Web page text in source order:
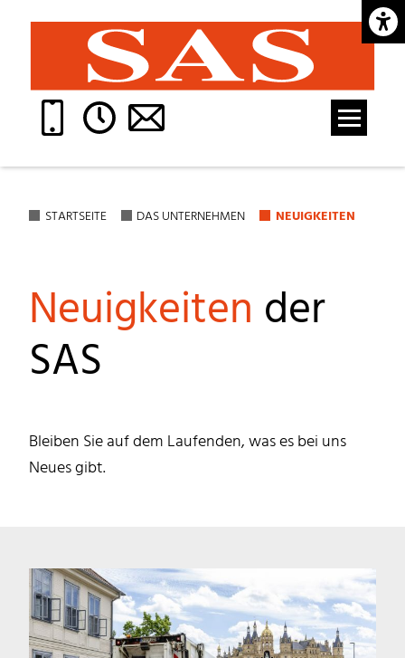
STARTSEITE DAS UNTERNEHMEN NEUIGKEITEN
Neuigkeiten der
SAS
Bleiben Sie auf dem Laufenden, was es bei uns
Neues gibt.